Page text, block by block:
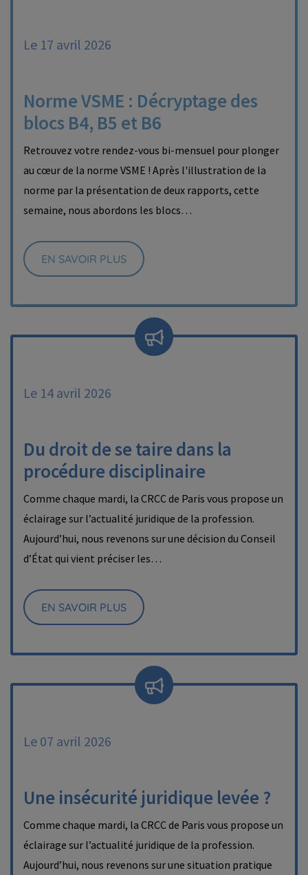
Le 17 avril 2026
Norme VSME : Décryptage des
blocs B4, B5 et B6
Retrouvez votre rendez-vous bi-mensuel pour plonger
au cœur de la norme VSME ! Après l'illustration de la
norme par la présentation de deux rapports, cette
semaine, nous abordons les blocs…
EN SAVOIR PLUS
Le 14 avril 2026
Du droit de se taire dans la
procédure disciplinaire
Comme chaque mardi, la CRCC de Paris vous propose un
éclairage sur l’actualité juridique de la profession.
Aujourd’hui, nous revenons sur une décision du Conseil
d’État qui vient préciser les…
EN SAVOIR PLUS
Le 07 avril 2026
Une insécurité juridique levée ?
Comme chaque mardi, la CRCC de Paris vous propose un
éclairage sur l’actualité juridique de la profession.
Aujourd’hui, nous revenons sur une situation pratique